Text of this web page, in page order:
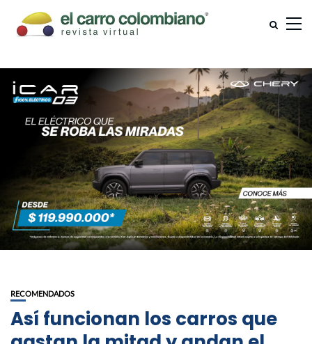
RECOMENDADOS
Así funcionan los carros que